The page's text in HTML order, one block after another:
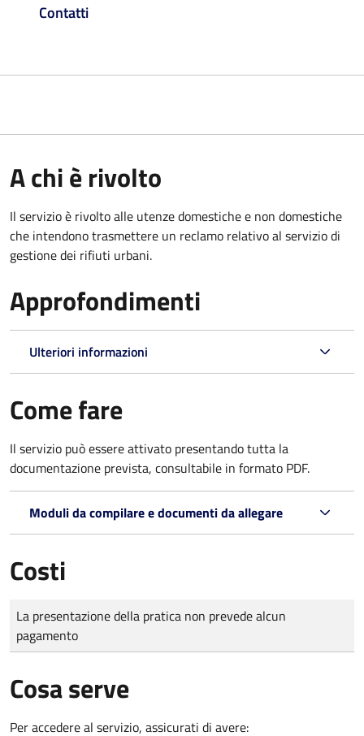
Contatti
A chi è rivolto
Il servizio è rivolto alle utenze domestiche e non domestiche
che intendono trasmettere un reclamo relativo al servizio di
gestione dei rifiuti urbani.
Approfondimenti
Ulteriori informazioni
Come fare
Il servizio può essere attivato presentando tutta la
documentazione prevista, consultabile in formato PDF.
Moduli da compilare e documenti da allegare
Costi
Tipo di pagamento
Importo
La presentazione della pratica non prevede alcun
pagamento
Cosa serve
Per accedere al servizio, assicurati di avere: